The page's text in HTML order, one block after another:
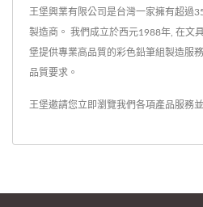
王堡興業有限公司是台灣一家擁有超過
製造商。 我們成立於西元1988年, 在文
堡提供專業高品質的彩色鉛筆組製造服
品質要求。
王堡邀請您立即瀏覽我們各項產品服務並